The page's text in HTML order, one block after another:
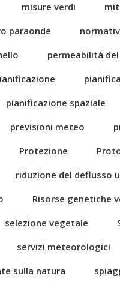
misure verdi
paraonde
permeabilità
pianificazione spaziale
previsioni meteo
Protezione
riduzione del deflusso
Risorse genetiche
selezione vegetale
servizi meteorologici
sulla natura